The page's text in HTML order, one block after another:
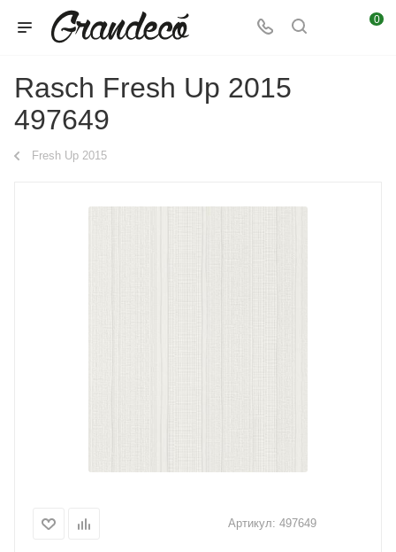
0
Rasch Fresh Up 2015
497649
Fresh Up 2015
Артикул: 497649